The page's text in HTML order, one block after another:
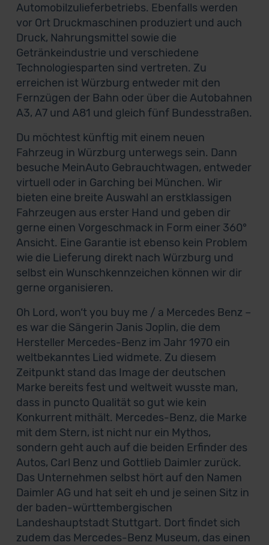
Automobilzulieferbetriebs. Ebenfalls werden
vor Ort Druckmaschinen produziert und auch
Druck, Nahrungsmittel sowie die
Getränkeindustrie und verschiedene
Technologiesparten sind vertreten. Zu
erreichen ist Würzburg entweder mit den
Fernzügen der Bahn oder über die Autobahnen
A3, A7 und A81 und gleich fünf Bundesstraßen.
Du möchtest künftig mit einem neuen
Fahrzeug in Würzburg unterwegs sein. Dann
besuche MeinAuto Gebrauchtwagen, entweder
virtuell oder in Garching bei München. Wir
bieten eine breite Auswahl an erstklassigen
Fahrzeugen aus erster Hand und geben dir
gerne einen Vorgeschmack in Form einer 360°
Ansicht. Eine Garantie ist ebenso kein Problem
wie die Lieferung direkt nach Würzburg und
selbst ein Wunschkennzeichen können wir dir
gerne organisieren.
Oh Lord, won‘t you buy me / a Mercedes Benz –
es war die Sängerin Janis Joplin, die dem
Hersteller Mercedes-Benz im Jahr 1970 ein
weltbekanntes Lied widmete. Zu diesem
Zeitpunkt stand das Image der deutschen
Marke bereits fest und weltweit wusste man,
dass in puncto Qualität so gut wie kein
Konkurrent mithält. Mercedes-Benz, die Marke
mit dem Stern, ist nicht nur ein Mythos,
sondern geht auch auf die beiden Erfinder des
Autos, Carl Benz und Gottlieb Daimler zurück.
Das Unternehmen selbst hört auf den Namen
Daimler AG und hat seit eh und je seinen Sitz in
der baden-württembergischen
Landeshauptstadt Stuttgart. Dort findet sich
zudem das Mercedes-Benz Museum, das einen